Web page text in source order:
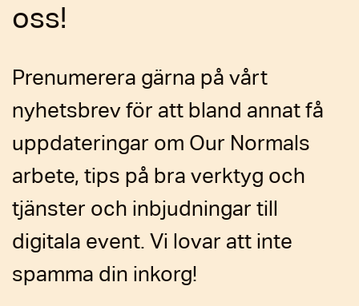
oss!
Prenumerera gärna på vårt
nyhetsbrev för att bland annat få
uppdateringar om Our Normals
arbete, tips på bra verktyg och
tjänster och inbjudningar till
digitala event. Vi lovar att inte
spamma din inkorg!